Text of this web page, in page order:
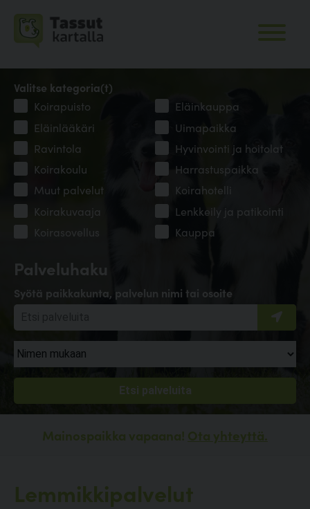
Palveluhaku
Syötä paikkakunta, palvelun nimi tai osoite
Valitse kategoria(t)
Koirapuisto
Eläinkauppa
Eläinlääkäri
Uimapaikka
Ravintola
Hyvinvointi ja hoitolat
Koirakoulu
Harrastuspaikka
Muut palvelut
Koirahotelli
Koirakuvaaja
Lenkkeily ja patikointi
Koirasovellus
Kauppa
Mainospaikka vapaana! Ota yhteyttä.
Lemmikkipalvelut